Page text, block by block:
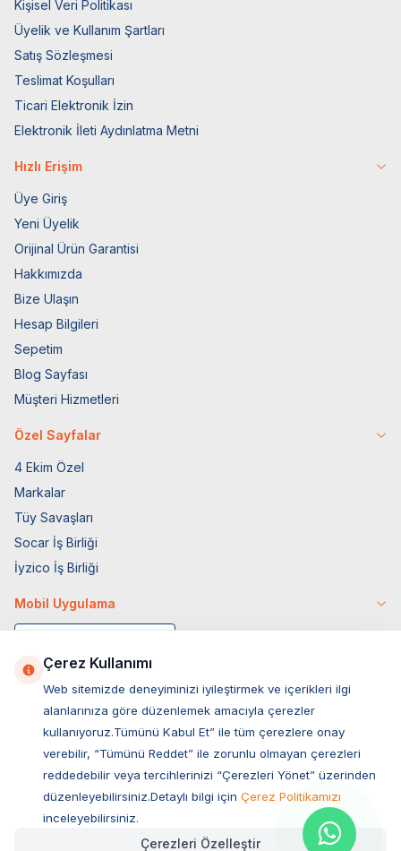
Kişisel Veri Politikası
Üyelik ve Kullanım Şartları
Satış Sözleşmesi
Teslimat Koşulları
Ticari Elektronik İzin
Elektronik İleti Aydınlatma Metni
Hızlı Erişim
Üye Giriş
Yeni Üyelik
Orijinal Ürün Garantisi
Hakkımızda
Bize Ulaşın
Hesap Bilgileri
Sepetim
Blog Sayfası
Müşteri Hizmetleri
Özel Sayfalar
4 Ekim Özel
Markalar
Tüy Savaşları
Socar İş Birliği
İyzico İş Birliği
Mobil Uygulama
Müşteri Hizmetleri
Çerez Kullanımı
Web sitemizde deneyiminizi iyileştirmek ve içerikleri ilgi
alanlarınıza göre düzenlemek amacıyla çerezler
kullanıyoruz.Tümünü Kabul Et” ile tüm çerezlere onay
verebilir, “Tümünü Reddet” ile zorunlu olmayan çerezleri
reddedebilir veya tercihlerinizi “Çerezleri Yönet” üzerinden
düzenleyebilirsiniz.Detaylı bilgi için Çerez Politikamızı
inceleyebilirsiniz.
Çerezleri Özelleştir